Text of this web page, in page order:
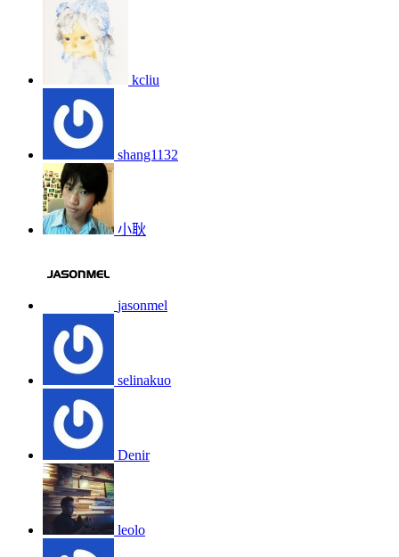
kcliu
shang1132
小耿
jasonmel
selinakuo
Denir
leolo